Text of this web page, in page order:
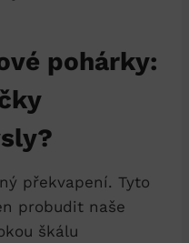
pohárky:
překvapení. Tyto
probudit naše
škálu